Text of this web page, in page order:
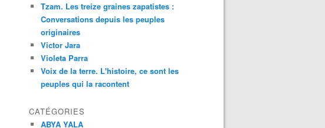
Tzam. Les treize graines zapatistes :
Conversations depuis les peuples
originaires
Victor Jara
Violeta Parra
Voix de la terre. L'histoire, ce sont les
peuples qui la racontent
CATÉGORIES
ABYA YALA